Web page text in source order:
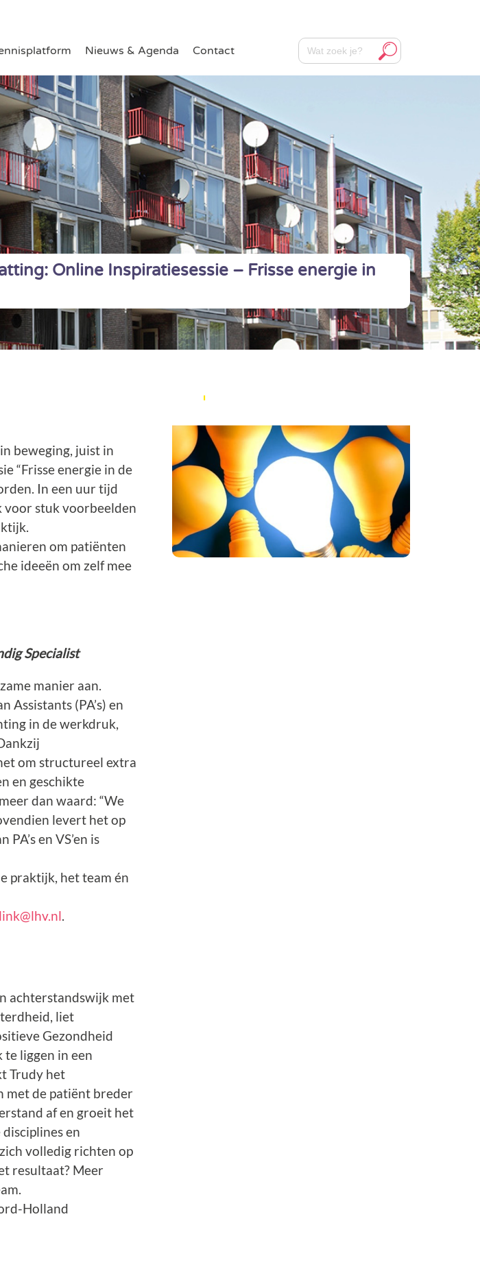
Nieuws & Agenda Contact
Zoek
naar:
Zoekknop
Online Inspiratiesessie – Frisse energie in
beweging, juist in
“Frisse energie in de
In een uur tijd
voor stuk voorbeelden
om patiënten
ideeën om zelf mee
Specialist
manier aan.
Assistants (PA’s) en
in de werkdruk,
om structureel extra
en geschikte
dan waard: “We
levert het op
en VS’en is
praktijk, het team én
.
achterstandswijk met
liet
Gezondheid
liggen in een
Trudy het
met de patiënt breder
af en groeit het
en
volledig richten op
resultaat? Meer
Holland